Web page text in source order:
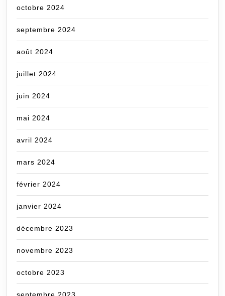
octobre 2024
septembre 2024
août 2024
juillet 2024
juin 2024
mai 2024
avril 2024
mars 2024
février 2024
janvier 2024
décembre 2023
novembre 2023
octobre 2023